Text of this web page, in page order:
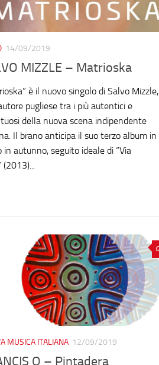
14/09/2019
MIZZLE – Matrioska
è il nuovo singolo di Salvo Mizzle,
pugliese tra i più autentici e
della nuova scena indipendente
Il brano anticipa il suo terzo album in
in autunno, seguito ideale di “Via
MUSICA ITALIANA 12/09/2019
Q – Pintadera